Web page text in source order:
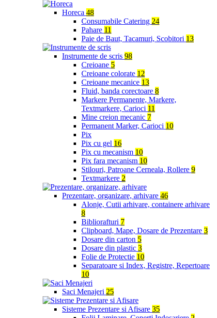
Horeca 48
Consumabile Catering 24
Pahare 11
Paie de Baut, Tacamuri, Scobitori 13
Instrumente de scris 98
Creioane 5
Creioane colorate 12
Creioane mecanice 13
Fluid, banda corectoare 8
Markere Permanente, Markere,
Textmarkere, Carioci 11
Mine creion mecanic 7
Permanent Marker, Carioci 10
Pix
Pix cu gel 16
Pix cu mecanism 10
Pix fara mecanism 10
Stilouri, Patroane Cerneala, Rollere 9
Textmarkere 2
Prezentare, organizare, arhivare 46
Alonje, Cutii arhivare, containere arhivare
8
Bibliorafturi 7
Clipboard, Mape, Dosare de Prezentare 3
Dosare din carton 5
Dosare din plastic 3
Folie de Protectie 10
Separatoare si Index, Registre, Repertoare
10
Saci Menajeri 25
Sisteme Prezentare si Afisare 35